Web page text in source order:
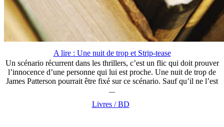
A lire : Une nuit de trop et Strip-tease
Un scénario récurrent dans les thrillers, c’est un flic qui doit prouver
l’innocence d’une personne qui lui est proche. Une nuit de trop de
James Patterson pourrait être fixé sur ce scénario. Sauf qu’il ne l’est
...
Livres / BD